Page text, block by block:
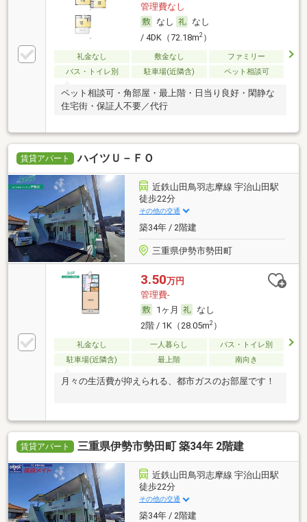
管理費なし
なし
なし
/ 4DK（72.18m2）
礼金なし 敷金なし
ファミリー
バス・トイレ別
駐車場(近隣含) ペット相談可
ペット相談可・角部屋・最上階・日当り良好・閑静な
住宅街・保証人不要／代行
賃貸アパート ハイツＵ－ＦＯ
近鉄山田鳥羽志摩線 宇治山田駅
徒歩22分
その他の交通
築34年 / 2階建
三重県伊勢市勢田町
3.50万円
管理費-
1ヶ月
なし
2階 / 1K（28.05m2）
礼金なし 一人暮らし
バス・トイレ別
駐車場(近隣含)
最上階 南向き
月々の生活費が抑えられる、都市ガスのお部屋です！
賃貸アパート 三重県伊勢市勢田町 築34年 2階建
近鉄山田鳥羽志摩線 宇治山田駅
徒歩22分
その他の交通
築34年 / 2階建